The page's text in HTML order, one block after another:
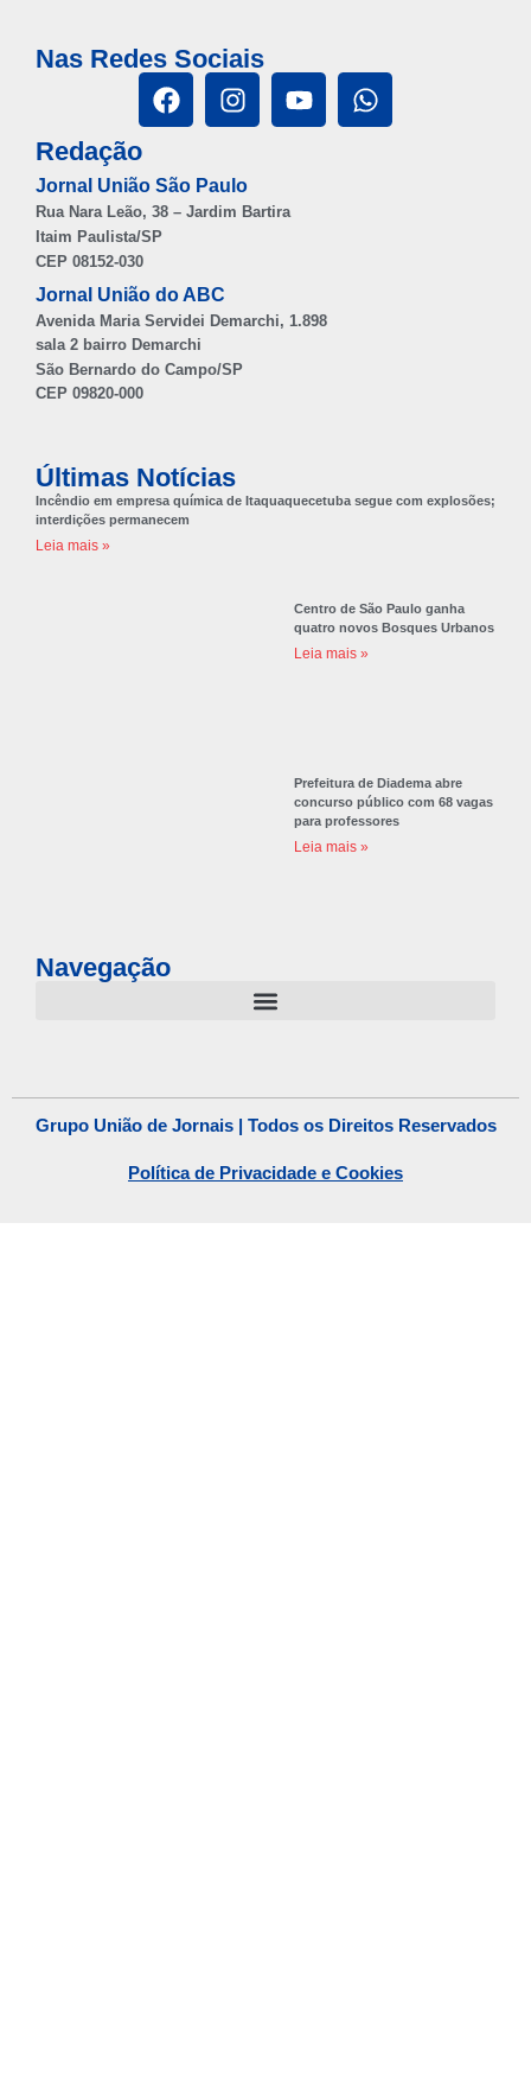
Nas Redes Sociais
Redação
Jornal União São Paulo
Rua Nara Leão, 38 – Jardim Bartira
Itaim Paulista/SP
CEP 08152-030
Jornal União do ABC
Avenida Maria Servidei Demarchi, 1.898
sala 2 bairro Demarchi
São Bernardo do Campo/SP
CEP 09820-000
Últimas Notícias
Incêndio em empresa química de Itaquaquecetuba segue com explosões;
interdições permanecem
Leia mais »
Centro de São Paulo ganha
quatro novos Bosques Urbanos
Leia mais »
Prefeitura de Diadema abre
concurso público com 68 vagas
para professores
Leia mais »
Navegação
Grupo União de Jornais | Todos os Direitos Reservados
Política de Privacidade e Cookies